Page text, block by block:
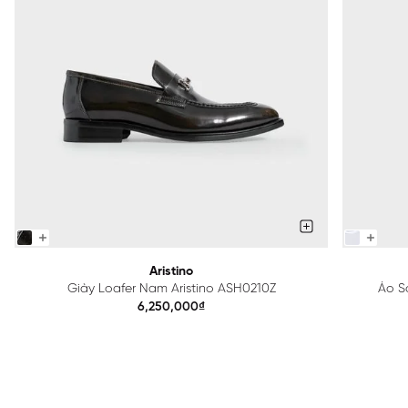
Aristino
Giày Loafer Nam Aristino ASH0210Z
6,250,000₫
Áo